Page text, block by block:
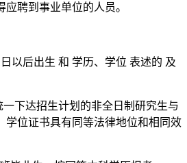
聘到事业单位的人员。
以后出生 和 学历、学位 表述的 及
一下达招生计划的非全日制研究生与
学位证书具有同等法律地位和相同效